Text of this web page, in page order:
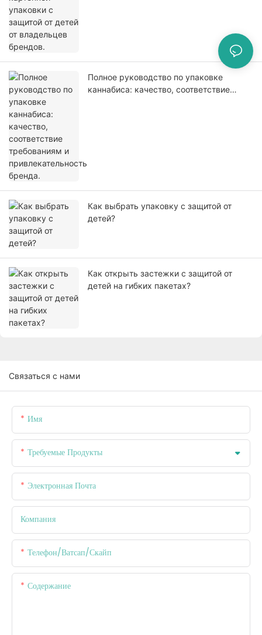
Полное руководство по упаковке
каннабиса: качество, соответствие
Как выбрать упаковку с защитой от
детей?
Как открыть застежки с защитой от
детей на гибких пакетах?
Связаться с нами
Имя
Требуемые Продукты
Электронная Почта
Компания
Телефон/ватсап/скайп
Содержание